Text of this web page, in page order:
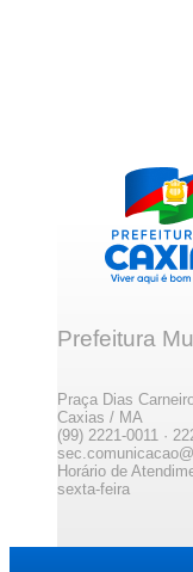
Prefeitura
Praça Dias
Caxias / MA
(99) 2221-0011 ·
Horário de
sexta-feira